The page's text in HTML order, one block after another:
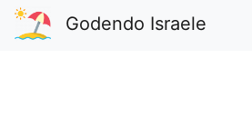
Godendo Israele